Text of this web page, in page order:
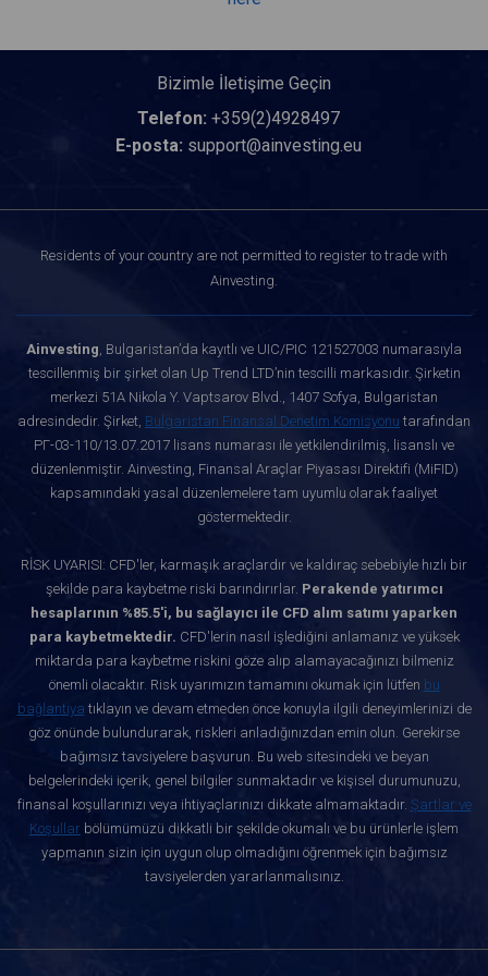
Bizimle İletişime Geçin
Telefon: +359(2)4928497
E-posta: support@ainvesting.eu
Residents of your country are not permitted to register to trade with
Ainvesting.
Ainvesting, Bulgaristan’da kayıtlı ve UIC/PIC 121527003 numarasıyla
tescillenmiş bir şirket olan Up Trend LTD’nin tescilli markasıdır. Şirketin
merkezi 51A Nikola Y. Vaptsarov Blvd., 1407 Sofya, Bulgaristan
adresindedir. Şirket, Bulgaristan Finansal Denetim Komisyonu tarafından
РГ-03-110/13.07.2017 lisans numarası ile yetkilendirilmiş, lisanslı ve
düzenlenmiştir. Ainvesting, Finansal Araçlar Piyasası Direktifi (MiFID)
kapsamındaki yasal düzenlemelere tam uyumlu olarak faaliyet
göstermektedir.
RİSK UYARISI: CFD'ler, karmaşık araçlardır ve kaldıraç sebebiyle hızlı bir
şekilde para kaybetme riski barındırırlar. Perakende yatırımcı
hesaplarının %85.5'i, bu sağlayıcı ile CFD alım satımı yaparken
para kaybetmektedir. CFD'lerin nasıl işlediğini anlamanız ve yüksek
miktarda para kaybetme riskini göze alıp alamayacağınızı bilmeniz
önemli olacaktır. Risk uyarımızın tamamını okumak için lütfen bu
bağlantıya tıklayın ve devam etmeden önce konuyla ilgili deneyimlerinizi de
göz önünde bulundurarak, riskleri anladığınızdan emin olun. Gerekirse
bağımsız tavsiyelere başvurun. Bu web sitesindeki ve beyan
belgelerindeki içerik, genel bilgiler sunmaktadır ve kişisel durumunuzu,
finansal koşullarınızı veya ihtiyaçlarınızı dikkate almamaktadır. Şartlar ve
Koşullar bölümümüzü dikkatli bir şekilde okumalı ve bu ürünlerle işlem
yapmanın sizin için uygun olup olmadığını öğrenmek için bağımsız
tavsiyelerden yararlanmalısınız.